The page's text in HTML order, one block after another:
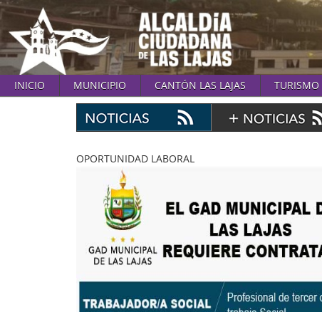
INICIO MUNICIPIO CANTÓN LAS LAJAS TURISMO
OPORTUNIDAD LABORAL